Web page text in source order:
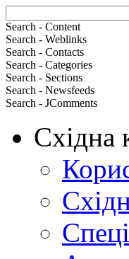
Search - Content
Search - Weblinks
Search - Contacts
Search - Categories
Search - Sections
Search - Newsfeeds
Search - JComments
Східна